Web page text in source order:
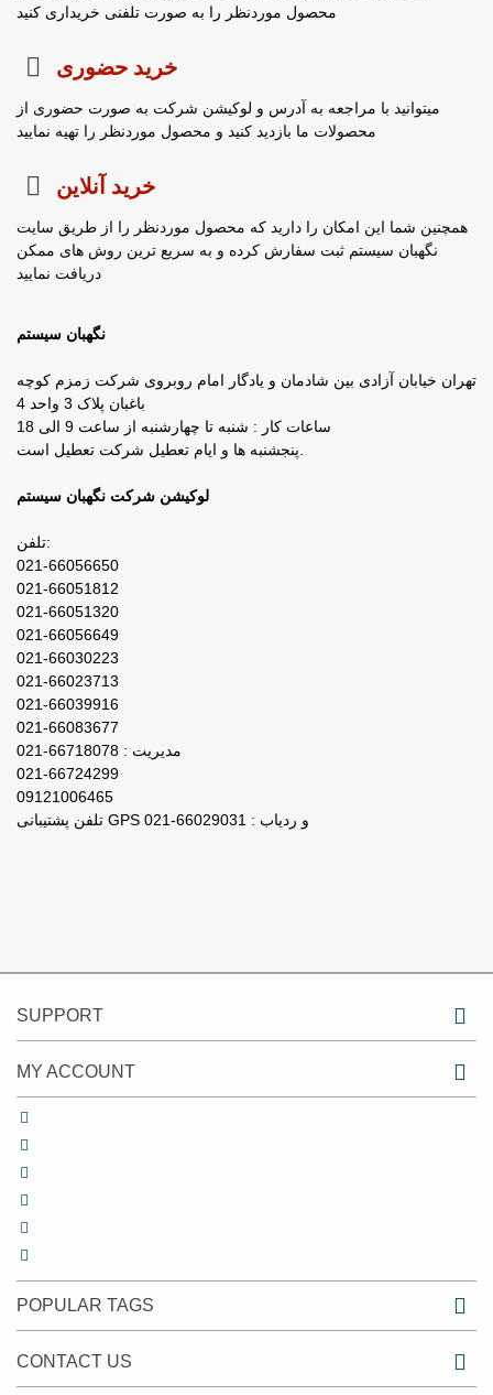
محصول موردنظر را به صورت تلفنی خریداری کنید
خرید حضوری
میتوانید با مراجعه به آدرس و لوکیشن شرکت به صورت حضوری از
محصولات ما بازدید کنید و محصول موردنظر را تهیه نمایید
خرید آنلاین
همچنین شما این امکان را دارید که محصول موردنظر را از طریق سایت
نگهبان سیستم ثبت سفارش کرده و به سریع ترین روش های ممکن
دریافت نمایید
نگهبان سیستم
تهران خیابان آزادی بین شادمان و یادگار امام روبروی شرکت زمزم کوچه
باغبان پلاک 3 واحد 4
پنجشنبه ها و ایام تعطیل شرکت تعطیل است.
لوکیشن شرکت نگهبان سیستم
تلفن:
021-66056650
021-66051812
021-66051320
021-66056649
021-66030223
021-66023713
021-66039916
021-66083677
مدیریت : 66718078-021
021-66724299
09121006465
تلفن پشتیبانی GPS و ردیاب : 66029031-021
SUPPORT
MY ACCOUNT
POPULAR TAGS
CONTACT US